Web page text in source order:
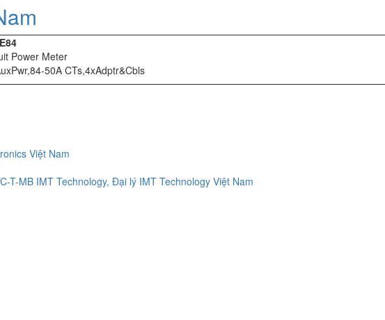
E84
Power Meter
50A CTs,4xAdptr&Cbls
Việt Nam
T-MB IMT Technology, Đại lý IMT Technology Việt Nam